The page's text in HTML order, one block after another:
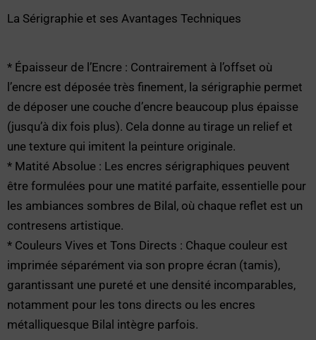
La Sérigraphie et ses Avantages Techniques
* Épaisseur de l’Encre : Contrairement à l’offset où
l’encre est déposée très finement, la sérigraphie permet
de déposer une couche d’encre beaucoup plus épaisse
(jusqu’à dix fois plus). Cela donne au tirage un relief et
une texture qui imitent la peinture originale.
* Matité Absolue : Les encres sérigraphiques peuvent
être formulées pour une matité parfaite, essentielle pour
les ambiances sombres de Bilal, où chaque reflet est un
contresens artistique.
* Couleurs Vives et Tons Directs : Chaque couleur est
imprimée séparément via son propre écran (tamis),
garantissant une pureté et une densité incomparables,
notamment pour les tons directs ou les encres
métalliquesque Bilal intègre parfois.